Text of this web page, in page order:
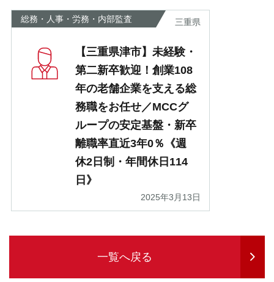
総務・人事・労務・内部監査 三重県
【三重県津市】未経験・
第二新卒歓迎！創業108
年の老舗企業を支える総
務職をお任せ／MCCグ
ループの安定基盤・新卒
離職率直近3年0％《週
休2日制・年間休日114
日》
2025年3月13日
一覧へ戻る